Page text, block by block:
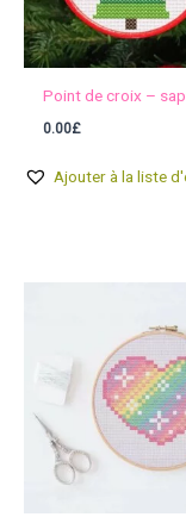
Point de croix –
0.00£
Ajouter à la liste